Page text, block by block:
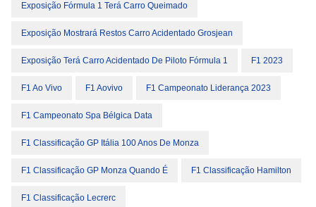
Exposição Fórmula 1 Terá Carro Queimado
Exposição Mostrará Restos Carro Acidentado Grosjean
Exposição Terá Carro Acidentado De Piloto Fórmula 1 F1 2023
F1 Ao Vivo F1 Aovivo F1 Campeonato Liderança 2023
F1 Campeonato Spa Bélgica Data
F1 Classificação GP Itália 100 Anos De Monza
F1 Classificação GP Monza Quando É F1 Classificação Hamilton
F1 Classificação Lecrerc